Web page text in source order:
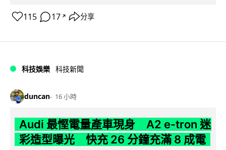
115 17 ↗ 分享
科技娛樂 科技新聞
duncan 16 小時
Audi 最慳電量產車現身 A2 e-tron 迷
彩造型曝光 快充 26 分鐘充滿 8 成電